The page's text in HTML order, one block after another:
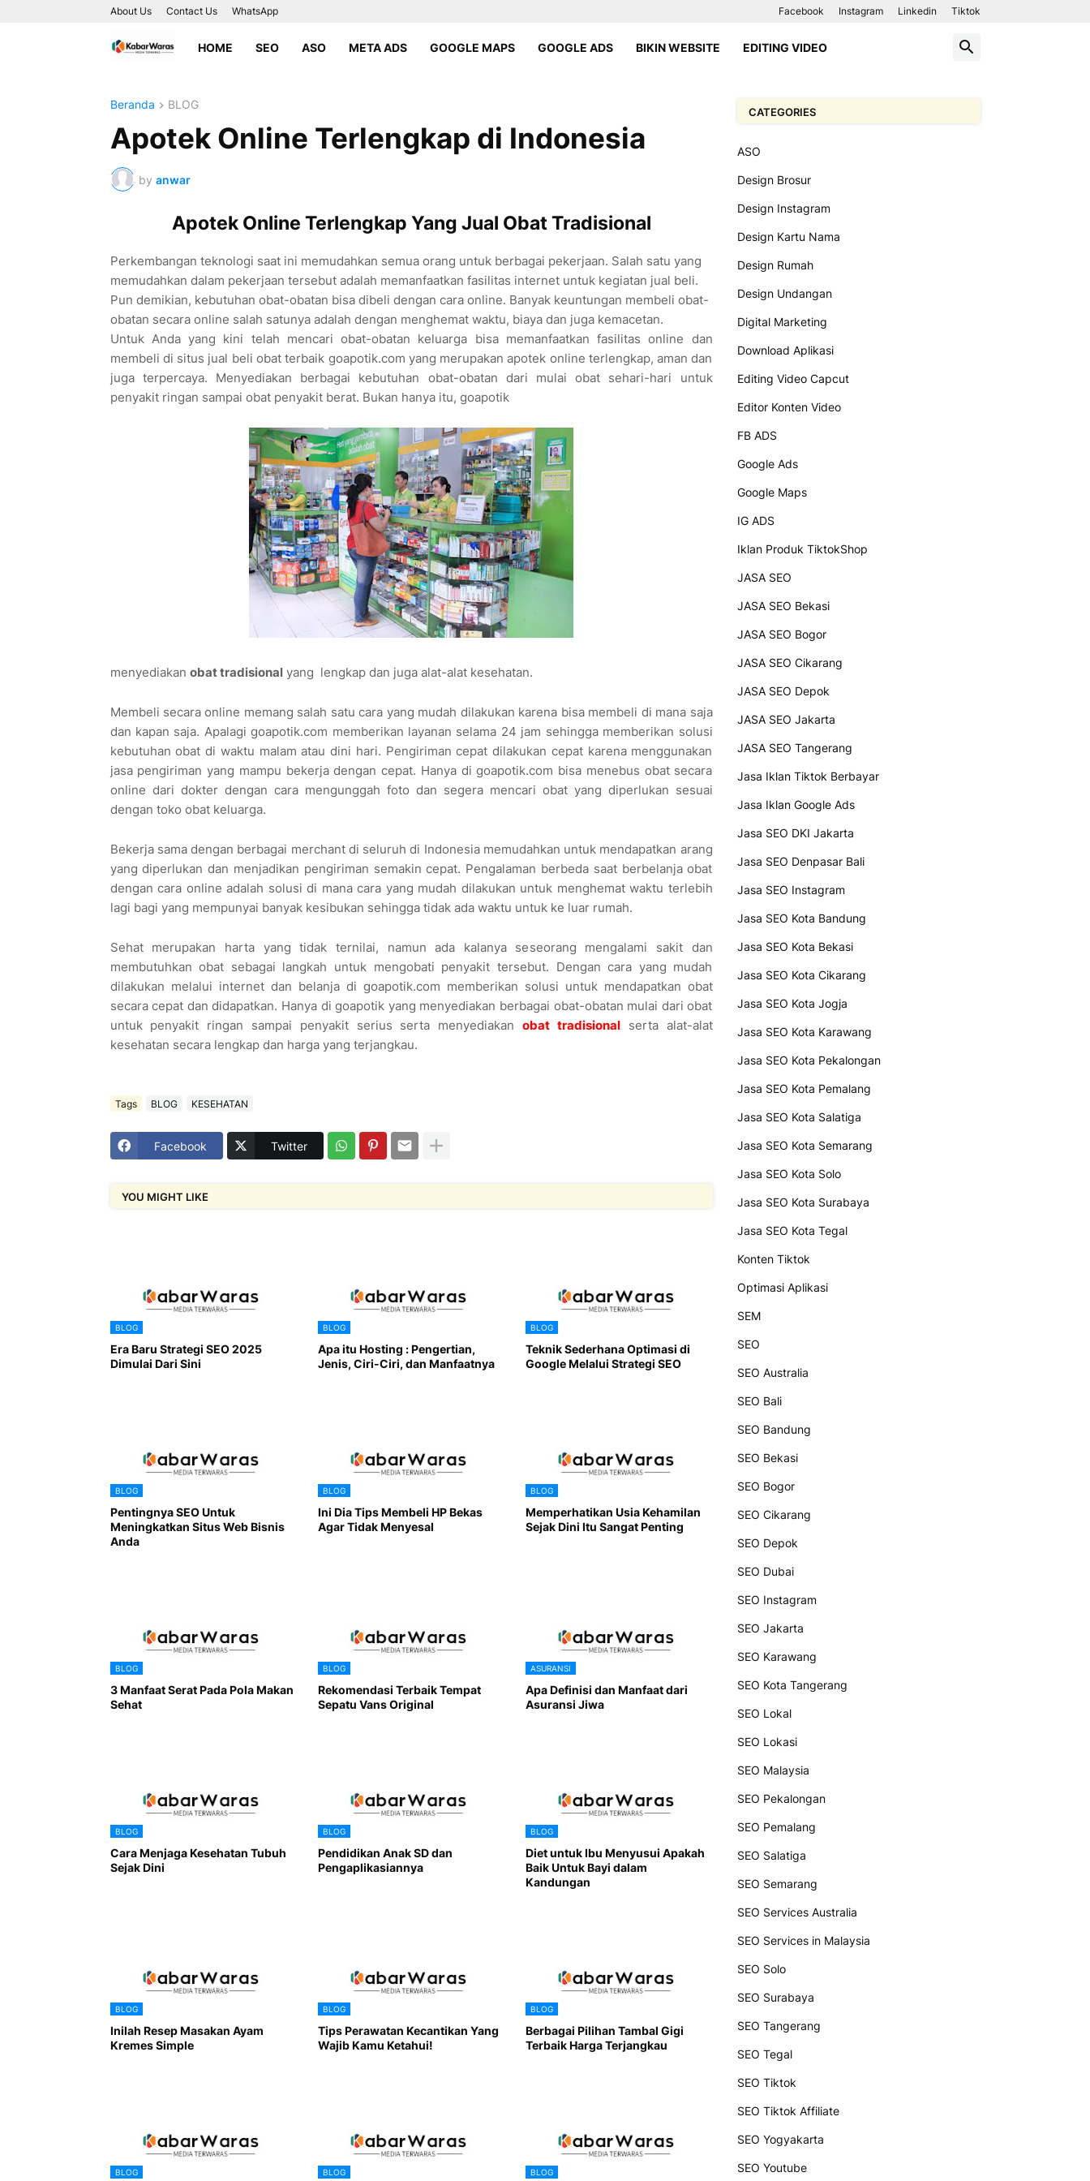
About Us Contact Us WhatsApp Facebook Instagram Linkedin Tiktok
HOME SEO ASO META ADS GOOGLE MAPS GOOGLE ADS BIKIN WEBSITE EDITING VIDEO
Beranda BLOG
Apotek Online Terlengkap di Indonesia
by anwar
Apotek Online Terlengkap Yang Jual Obat Tradisional
Perkembangan teknologi saat ini memudahkan semua orang untuk berbagai pekerjaan. Salah satu yang
memudahkan dalam pekerjaan tersebut adalah memanfaatkan fasilitas internet untuk kegiatan jual beli.
Pun demikian, kebutuhan obat-obatan bisa dibeli dengan cara online. Banyak keuntungan membeli obat-
obatan secara online salah satunya adalah dengan menghemat waktu, biaya dan juga kemacetan.
Untuk Anda yang kini telah mencari obat-obatan keluarga bisa memanfaatkan fasilitas online dan
membeli di situs jual beli obat terbaik goapotik.com yang merupakan apotek online terlengkap, aman dan
juga terpercaya. Menyediakan berbagai kebutuhan obat-obatan dari mulai obat sehari-hari untuk
penyakit ringan sampai obat penyakit berat. Bukan hanya itu, goapotik
menyediakan obat tradisionalyang lengkap dan juga alat-alat kesehatan.
Membeli secara online memang salah satu cara yang mudah dilakukan karena bisa membeli di mana saja
dan kapan saja. Apalagi goapotik.com memberikan layanan selama 24 jam sehingga memberikan solusi
kebutuhan obat di waktu malam atau dini hari. Pengiriman cepat dilakukan cepat karena menggunakan
jasa pengiriman yang mampu bekerja dengan cepat. Hanya di goapotik.com bisa menebus obat secara
online dari dokter dengan cara mengunggah foto dan segera mencari obat yang diperlukan sesuai
dengan toko obat keluarga.
Bekerja sama dengan berbagai merchant di seluruh di Indonesia memudahkan untuk mendapatkan arang
yang diperlukan dan menjadikan pengiriman semakin cepat. Pengalaman berbeda saat berbelanja obat
dengan cara online adalah solusi di mana cara yang mudah dilakukan untuk menghemat waktu terlebih
lagi bagi yang mempunyai banyak kesibukan sehingga tidak ada waktu untuk ke luar rumah.
Sehat merupakan harta yang tidak ternilai, namun ada kalanya seseorang mengalami sakit dan
membutuhkan obat sebagai langkah untuk mengobati penyakit tersebut. Dengan cara yang mudah
dilakukan melalui internet dan belanja di goapotik.com memberikan solusi untuk mendapatkan obat
secara cepat dan didapatkan. Hanya di goapotik yang menyediakan berbagai obat-obatan mulai dari obat
untuk penyakit ringan sampai penyakit serius serta menyediakanobat tradisionalserta alat-alat
kesehatan secara lengkap dan harga yang terjangkau.
Tags BLOG KESEHATAN
Facebook Twitter
YOU MIGHT LIKE
BLOG
Era Baru Strategi SEO 2025
Dimulai Dari Sini
BLOG
Apa itu Hosting : Pengertian,
Jenis, Ciri-Ciri, dan Manfaatnya
BLOG
Teknik Sederhana Optimasi di
Google Melalui Strategi SEO
BLOG
Pentingnya SEO Untuk
Meningkatkan Situs Web Bisnis
Anda
BLOG
Ini Dia Tips Membeli HP Bekas
Agar Tidak Menyesal
BLOG
Memperhatikan Usia Kehamilan
Sejak Dini Itu Sangat Penting
BLOG
3 Manfaat Serat Pada Pola Makan
Sehat
BLOG
Rekomendasi Terbaik Tempat
Sepatu Vans Original
ASURANSI
Apa Definisi dan Manfaat dari
Asuransi Jiwa
BLOG
Cara Menjaga Kesehatan Tubuh
Sejak Dini
BLOG
Pendidikan Anak SD dan
Pengaplikasiannya
BLOG
Diet untuk Ibu Menyusui Apakah
Baik Untuk Bayi dalam
Kandungan
BLOG
Inilah Resep Masakan Ayam
Kremes Simple
BLOG
Tips Perawatan Kecantikan Yang
Wajib Kamu Ketahui!
BLOG
Berbagai Pilihan Tambal Gigi
Terbaik Harga Terjangkau
BLOG BLOG BLOG
CATEGORIES
ASO
Design Brosur
Design Instagram
Design Kartu Nama
Design Rumah
Design Undangan
Digital Marketing
Download Aplikasi
Editing Video Capcut
Editor Konten Video
FB ADS
Google Ads
Google Maps
IG ADS
Iklan Produk TiktokShop
JASA SEO
JASA SEO Bekasi
JASA SEO Bogor
JASA SEO Cikarang
JASA SEO Depok
JASA SEO Jakarta
JASA SEO Tangerang
Jasa Iklan Tiktok Berbayar
Jasa Iklan Google Ads
Jasa SEO DKI Jakarta
Jasa SEO Denpasar Bali
Jasa SEO Instagram
Jasa SEO Kota Bandung
Jasa SEO Kota Bekasi
Jasa SEO Kota Cikarang
Jasa SEO Kota Jogja
Jasa SEO Kota Karawang
Jasa SEO Kota Pekalongan
Jasa SEO Kota Pemalang
Jasa SEO Kota Salatiga
Jasa SEO Kota Semarang
Jasa SEO Kota Solo
Jasa SEO Kota Surabaya
Jasa SEO Kota Tegal
Konten Tiktok
Optimasi Aplikasi
SEM
SEO
SEO Australia
SEO Bali
SEO Bandung
SEO Bekasi
SEO Bogor
SEO Cikarang
SEO Depok
SEO Dubai
SEO Instagram
SEO Jakarta
SEO Karawang
SEO Kota Tangerang
SEO Lokal
SEO Lokasi
SEO Malaysia
SEO Pekalongan
SEO Pemalang
SEO Salatiga
SEO Semarang
SEO Services Australia
SEO Services in Malaysia
SEO Solo
SEO Surabaya
SEO Tangerang
SEO Tegal
SEO Tiktok
SEO Tiktok Affiliate
SEO Yogyakarta
SEO Youtube